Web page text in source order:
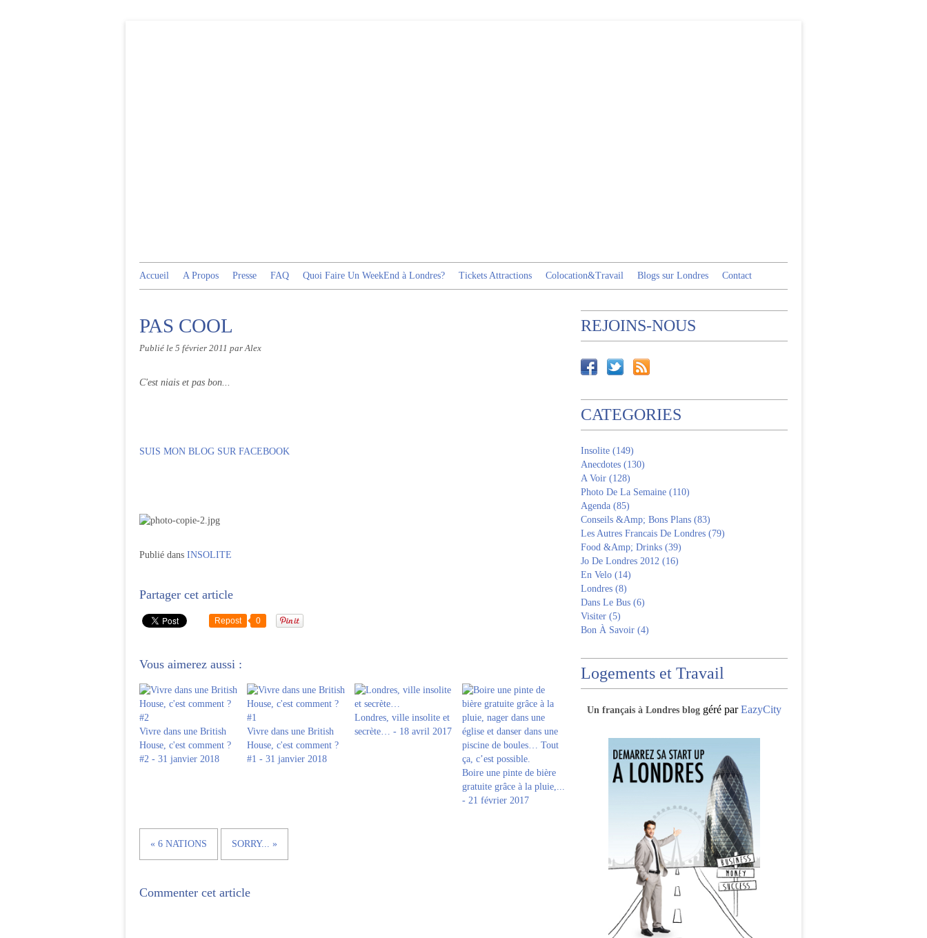
Accueil A Propos Presse FAQ Quoi Faire Un WeekEnd à Londres? Tickets Attractions Colocation&Travail Blogs sur Londres Contact
PAS COOL
Publié le 5 février 2011 par Alex
C'est niais et pas bon...
SUIS MON BLOG SUR FACEBOOK
Publié dans INSOLITE
Partager cet article
Repost 0
Vous aimerez aussi :
Vivre dans une British
House, c'est comment ?
#2 - 31 janvier 2018
Vivre dans une British
House, c'est comment ?
#1 - 31 janvier 2018
Londres, ville insolite et
secrète… - 18 avril 2017
Boire une pinte de bière
gratuite grâce à la pluie,...
- 21 février 2017
« 6 NATIONS SORRY... »
Commenter cet article
REJOINS-NOUS
CATEGORIES
Insolite (149)
Anecdotes (130)
A Voir (128)
Photo De La Semaine (110)
Agenda (85)
Conseils &Amp; Bons Plans (83)
Les Autres Francais De Londres (79)
Food &Amp; Drinks (39)
Jo De Londres 2012 (16)
En Velo (14)
Londres (8)
Dans Le Bus (6)
Visiter (5)
Bon À Savoir (4)
Logements et Travail
Un français à Londres blog géré parEazyCity